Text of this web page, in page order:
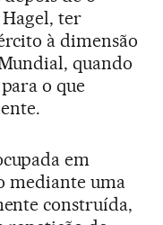
Hagel, ter
à dimensão
quando
o que
em
mediante uma
construída,